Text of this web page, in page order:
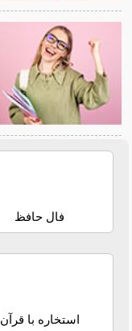
فال حافظ
استخاره با قرآن